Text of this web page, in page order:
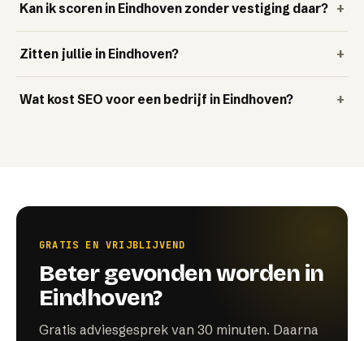
Kan ik scoren in Eindhoven zonder vestiging daar? +
Zitten jullie in Eindhoven? +
Wat kost SEO voor een bedrijf in Eindhoven? +
GRATIS EN VRIJBLIJVEND
Beter gevonden worden in
Eindhoven?
Gratis adviesgesprek van 30 minuten. Daarna